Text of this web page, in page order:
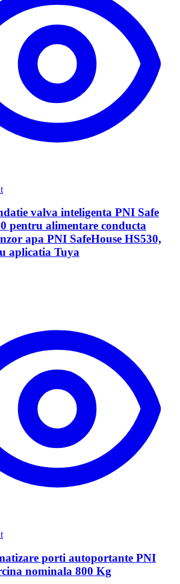
valva inteligenta PNI Safe
pentru alimentare conducta
apa PNI SafeHouse HS530,
aplicatia Tuya
porti autoportante PNI
nominala 800 Kg